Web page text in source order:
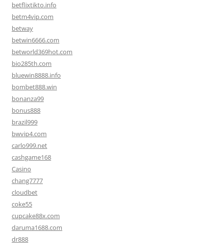
betflixtikto.info
betm4vip.com
betway
betwin6666.com
betworld369hot.com
bio285th.com
bluewin8888.info
bombet888.win
bonanza99
bonus888
brazil999
bwvip4.com
carlo999.net
cashgame168
Casino
chang7777
cloudbet
coke55
cupcake88x.com
daruma1688.com
dr888